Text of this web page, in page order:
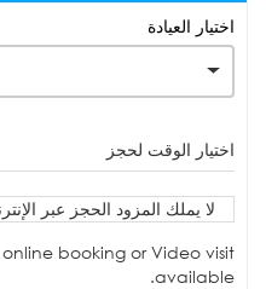
اختيار العيادة
اختيار الوقت لحجز
لا يملك المزود الحجز عبر
booking or Video visit
available.